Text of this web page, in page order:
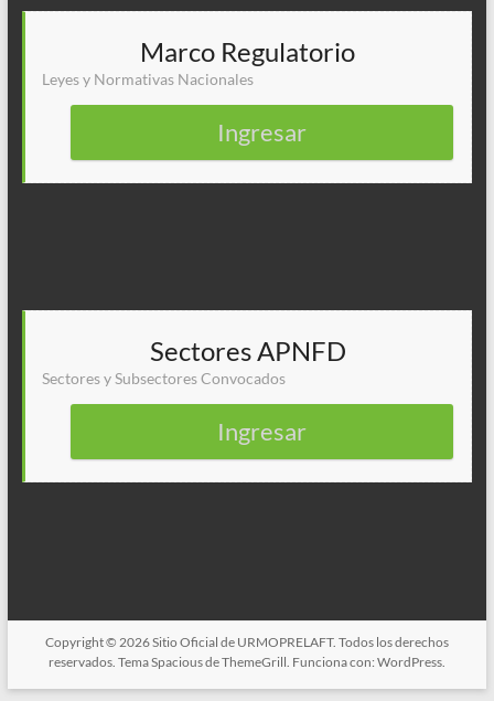
Marco Regulatorio
Leyes y Normativas Nacionales
Ingresar
Sectores APNFD
Sectores y Subsectores Convocados
Ingresar
Copyright © 2026Sitio Oficial de URMOPRELAFT. Todos los derechos
reservados. TemaSpaciousde ThemeGrill. Funciona con: WordPress.